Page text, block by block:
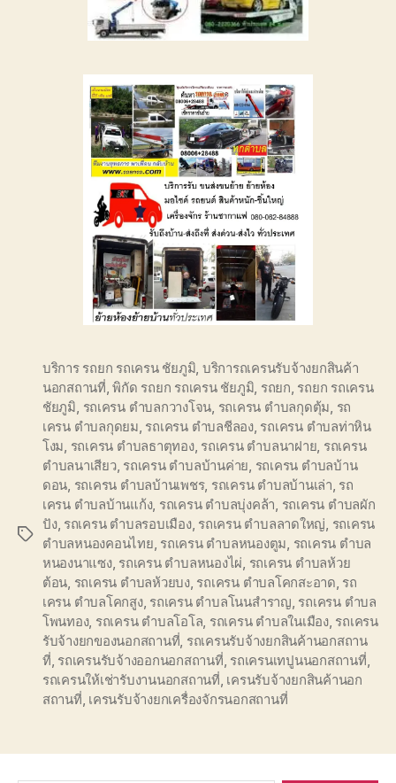
Tags
บริการ รถยก รถเครน ชัยภูมิ, บริการถเครนรับจ้างยกสินค้า
นอกสถานที่,พิกัด รถยก รถเครน ชัยภูมิ, รถยก, รถยก รถเครน
ชัยภูมิ, รถเครน ตำบลกวางโจน, รถเครน ตำบลกุดตุ้ม, รถ
เครน ตำบลกุดยม, รถเครน ตำบลชีลอง, รถเครน ตำบลท่าหิน
โงม, รถเครน ตำบลธาตุทอง, รถเครน ตำบลนาฝาย, รถเครน
ตำบลนาเสียว, รถเครน ตำบลบ้านค่าย, รถเครน ตำบลบ้าน
ดอน, รถเครน ตำบลบ้านเพชร, รถเครน ตำบลบ้านเล่า, รถ
เครน ตำบลบ้านแก้ง, รถเครน ตำบลบุ่งคล้า, รถเครน ตำบลผัก
ปัง, รถเครน ตำบลรอบเมือง, รถเครน ตำบลลาดใหญ่, รถเครน
ตำบลหนองคอนไทย, รถเครน ตำบลหนองตูม, รถเครน ตำบล
หนองนาแซง, รถเครน ตำบลหนองไผ่, รถเครน ตำบลห้วย
ต้อน, รถเครน ตำบลห้วยบง, รถเครน ตำบลโคกสะอาด, รถ
เครน ตำบลโคกสูง, รถเครน ตำบลโนนสำราญ, รถเครน ตำบล
โพนทอง, รถเครน ตำบลโอโล, รถเครน ตำบลในเมือง, รถเครน
รับจ้างยกของนอกสถานที่, รถเครนรับจ้างยกสินค้านอกสถาน
ที่, รถเครนรับจ้างออกนอกสถานที่, รถเครนเทปูนนอกสถานที่,
รถเครนให้เช่ารับงานนอกสถานที่, เครนรับจ้างยกสินค้านอก
สถานที่, เครนรับจ้างยกเครื่องจักรนอกสถานที่